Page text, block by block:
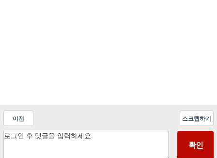
이전 스크랩하기